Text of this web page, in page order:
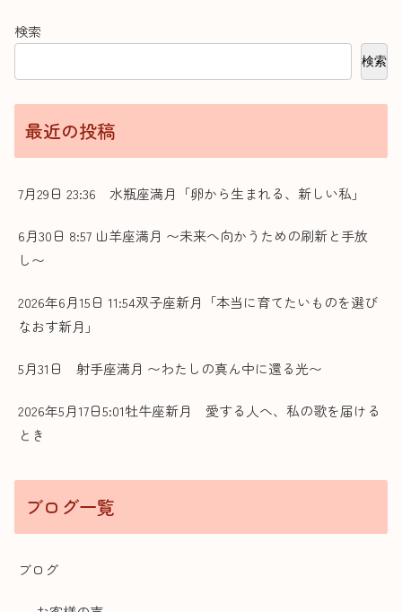
検索
検索
最近の投稿
7月29日 23:36 水瓶座満月「卵から生まれる、新しい私」
6月30日 8:57 山羊座満月 〜未来へ向かうための刷新と手放
し〜
2026年6月15日 11:54双子座新月「本当に育てたいものを選び
なおす新月」
5月31日 射手座満月 〜わたしの真ん中に還る光〜
2026年5月17日5:01牡牛座新月 愛する人へ、私の歌を届ける
とき
ブログ一覧
ブログ